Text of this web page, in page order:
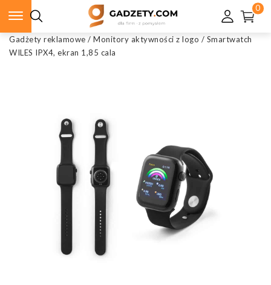
0
Gadżety reklamowe / Monitory aktywności z logo / Smartwatch
WILES IPX4, ekran 1,85 cala